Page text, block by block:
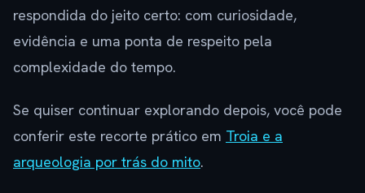
respondida do jeito certo: com curiosidade,
evidência e uma ponta de respeito pela
complexidade do tempo.
Se quiser continuar explorando depois, você pode
conferir este recorte prático em Troia e a
arqueologia por trás do mito.